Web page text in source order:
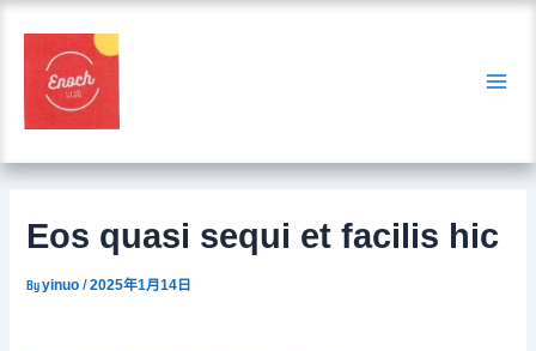
content
Eos quasi sequi et facilis hic
Byyinuo/2025年1月14日